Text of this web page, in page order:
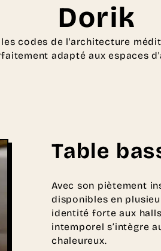
Dorik
codes de l'architecture
adapté aux espaces
Table
Avec son piètement
disponibles en
identité forte aux halls
intemporel s’intègre
chaleureux.